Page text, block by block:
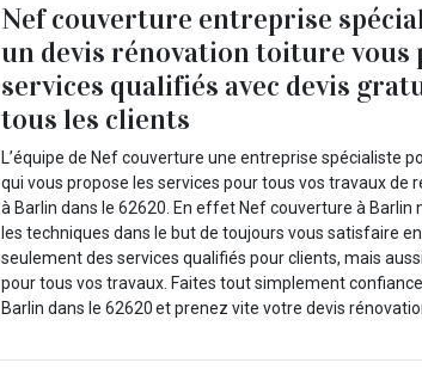
Nef couverture entreprise
un devis rénovation toiture vous
services qualifiés avec devis
tous les clients
L’équipe de Nef couverture une entreprise spécialiste
qui vous propose les services pour tous vos travaux de
à Barlin dans le 62620. En effet Nef couverture à Barlin
les techniques dans le but de toujours vous satisfaire
seulement des services qualifiés pour clients, mais
pour tous vos travaux. Faites tout simplement
Barlin dans le 62620 et prenez vite votre devis